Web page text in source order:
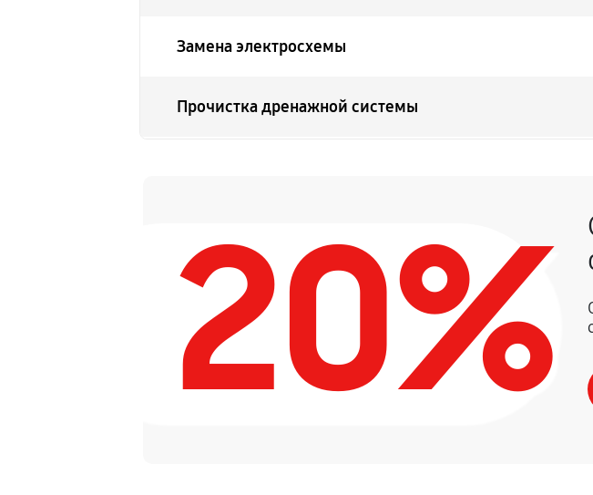
Замена электросхемы
Прочистка дренажной системы
Ремонт датчика морозильного отделения
Замена термостата
20%